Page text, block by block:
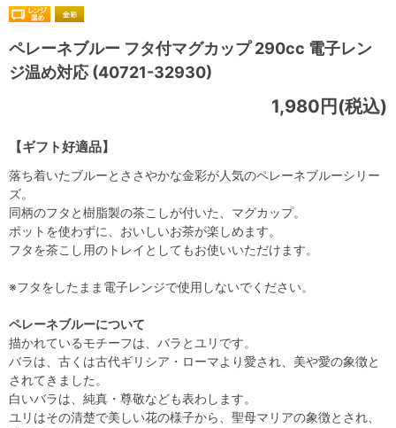
ペレーネブルー フタ付マグカップ 290cc 電子レン
ジ温め対応 (40721-32930)
【ギフト好適品】
1,980円(税込)
落ち着いたブルーとささやかな金彩が人気のペレーネブルーシリー
ズ。
同柄のフタと樹脂製の茶こしが付いた、マグカップ。
ポットを使わずに、おいしいお茶が楽しめます。
フタを茶こし用のトレイとしてもお使いいただけます。
※フタをしたまま電子レンジで使用しないでください。
ペレーネブルーについて
描かれているモチーフは、バラとユリです。
バラは、古くは古代ギリシア・ローマより愛され、美や愛の象徴と
されてきました。
白いバラは、純真・尊敬なども表わします。
ユリはその清楚で美しい花の様子から、聖母マリアの象徴とされ、